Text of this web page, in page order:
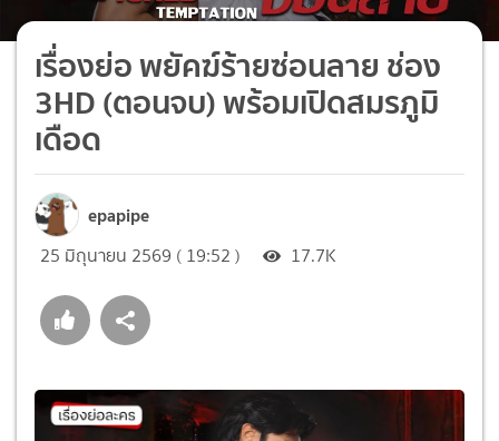
เรื่องย่อ พยัคฆ์ร้ายซ่อนลาย ช่อง
3HD (ตอนจบ) พร้อมเปิดสมรภูมิ
เดือด
epapipe
25 มิถุนายน 2569 ( 19:52 ) 17.7K